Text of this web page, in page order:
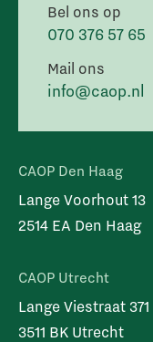
Bel ons op
070 376 57 65
Mail ons
info@caop.nl
CAOP Den Haag
Lange Voorhout 13
2514 EA Den Haag
CAOP Utrecht
Lange Viestraat 371
3511 BK Utrecht